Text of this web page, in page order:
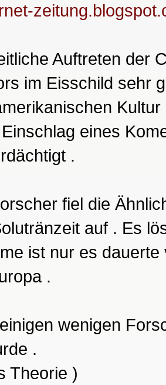
Auftreten der
im Eisschild sehr
Kultur
eines
.
fiel die
auf . Es
ist nur es
.
wenigen
.
Theorie )